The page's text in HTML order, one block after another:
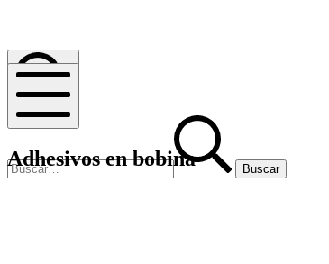
Buscar
Buscar:
printer10.com
Menú
Adhesivos en bobina